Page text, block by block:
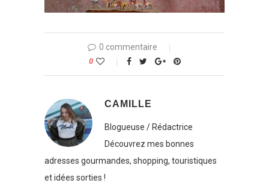
0 commentaire
0
CAMILLE
Blogueuse / Rédactrice
Découvrez mes bonnes
adresses gourmandes, shopping, touristiques
et idées sorties !